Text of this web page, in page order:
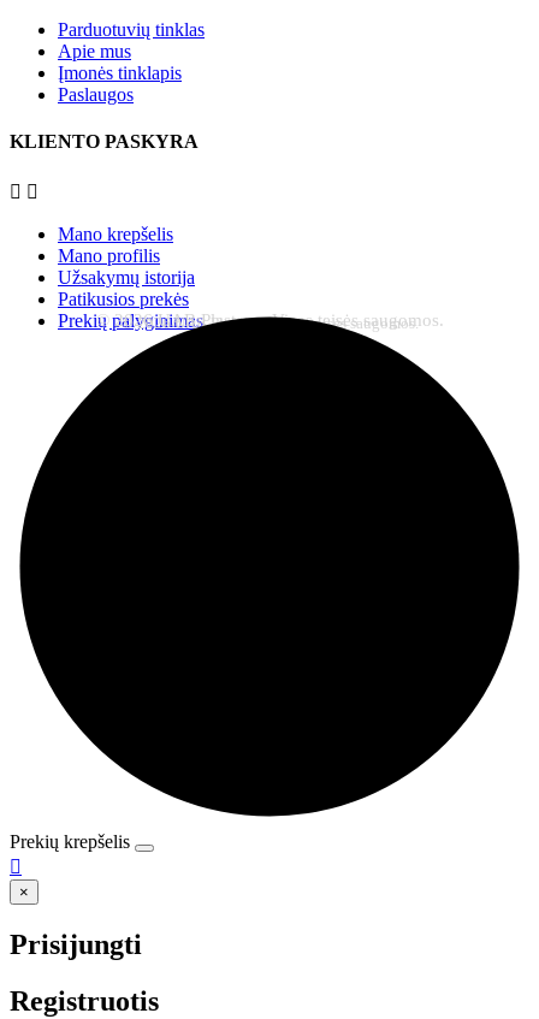
Parduotuvių tinklas
Apie mus
Įmonės tinklapis
Paslaugos
KLIENTO PASKYRA
 
Mano krepšelis
Mano profilis
Užsakymų istorija
Patikusios prekės
Prekių palyginimas
© 2026 UAB Plastena. Visos teisės saugomos.
© 2026 UAB Plastena. Visos teisės saugomos.
Prekių krepšelis

×
Prisijungti
Registruotis